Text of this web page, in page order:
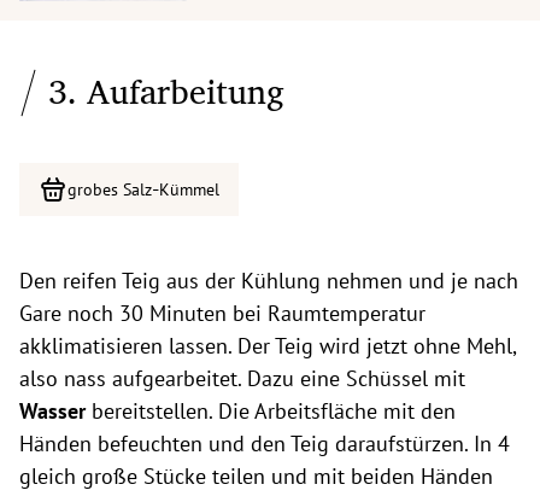
3. Aufarbeitung
grobes Salz-Kümmel
Den reifen Teig aus der Kühlung nehmen und je nach
Gare noch 30 Minuten bei Raumtemperatur
akklimatisieren lassen. Der Teig wird jetzt ohne Mehl,
also nass aufgearbeitet. Dazu eine Schüssel mit
Wasser bereitstellen. Die Arbeitsfläche mit den
Händen befeuchten und den Teig daraufstürzen. In 4
gleich große Stücke teilen und mit beiden Händen